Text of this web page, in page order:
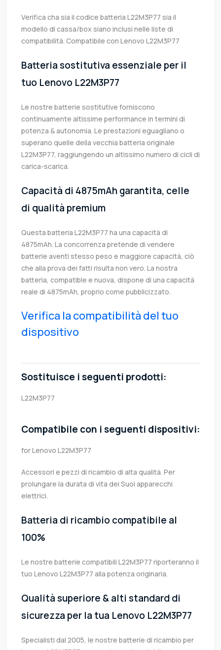
Verifica cha sia il codice batteria L22M3P77 sia il
modello di cassa/box siano inclusi nelle liste di
compatibilità. Compatibile con Lenovo L22M3P77
Batteria sostitutiva essenziale per il
tuo Lenovo L22M3P77
Le nostre batterie sostitutive forniscono
continuamente altissime performance in termini di
potenza & autonomia. Le prestazioni eguagliano o
superano quelle della vecchia batteria originale
L22M3P77, raggiungendo un altissimo numero di cicli di
carica-scarica.
Capacità di 4875mAh garantita, celle
di qualità premium
Questa batteria L22M3P77 ha una capacità di
4875mAh. La concorrenza pretende di vendere
batterie aventi stesso peso e maggiore capacità, ciò
che alla prova dei fatti risulta non vero. La nostra
batteria, compatible e nuova, dispone di una capacità
reale di 4875mAh, proprio come pubblicizzato.
Verifica la compatibilità del tuo
dispositivo
Sostituisce i seguenti prodotti:
L22M3P77
Compatibile con i seguenti dispositivi:
for Lenovo L22M3P77
Accessori e pezzi di ricambio di alta qualità. Per
prolungare la durata di vita dei Suoi apparecchi
elettrici.
Batteria di ricambio compatibile al
100%
Le nostre batterie compatibili L22M3P77 riporteranno il
tuo Lenovo L22M3P77 alla potenza originaria.
Qualità superiore & alti standard di
sicurezza per la tua Lenovo L22M3P77
Specialisti dal 2005, le nostre batterie di ricambio per